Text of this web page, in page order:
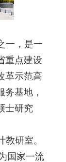
一，是一
重点建设
革示范高
基地，
士研究
研室。
国家一流